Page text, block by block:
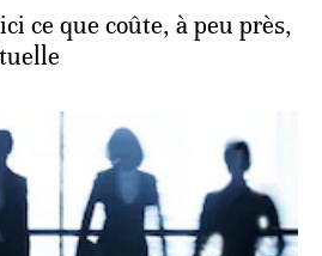
ce que coûte, à peu près,